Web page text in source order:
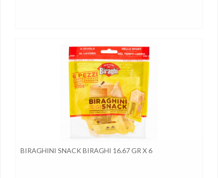
BIRAGHINI SNACK BIRAGHI 16.67 GR X 6